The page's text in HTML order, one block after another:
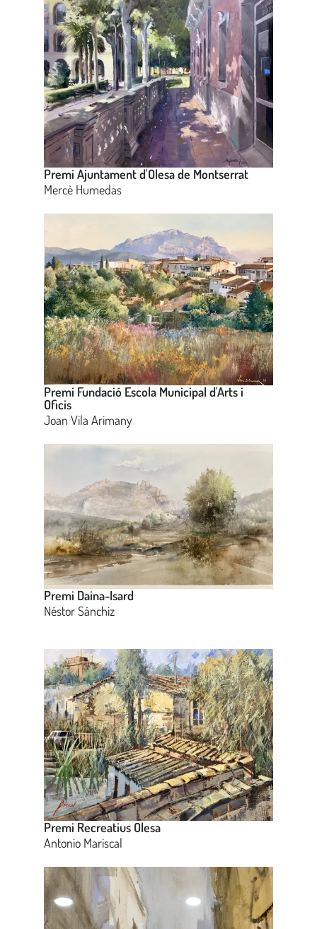
Premi Ajuntament d'Olesa de Montserrat
Mercè Humedas
Premi Fundació Escola Municipal d'Arts i
Oficis
Joan Vila Arimany
Premi Daina-Isard
Néstor Sánchiz
Premi Recreatius Olesa
Antonio Mariscal